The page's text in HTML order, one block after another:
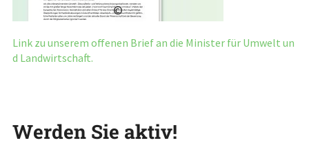
©
Link zu unserem offenen Brief an die Minister für Umwelt un
d Landwirtschaft.
Werden Sie aktiv!